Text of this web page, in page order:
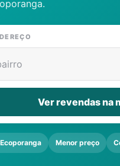
.
Ver revendas na
Menor preço